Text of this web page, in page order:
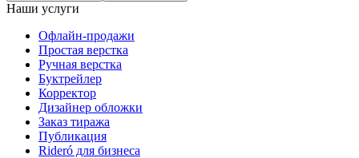
Наши услуги
Офлайн-продажи
Простая верстка
Ручная верстка
Буктрейлер
Корректор
Дизайнер обложки
Заказ тиража
Публикация
Rideró для бизнеса